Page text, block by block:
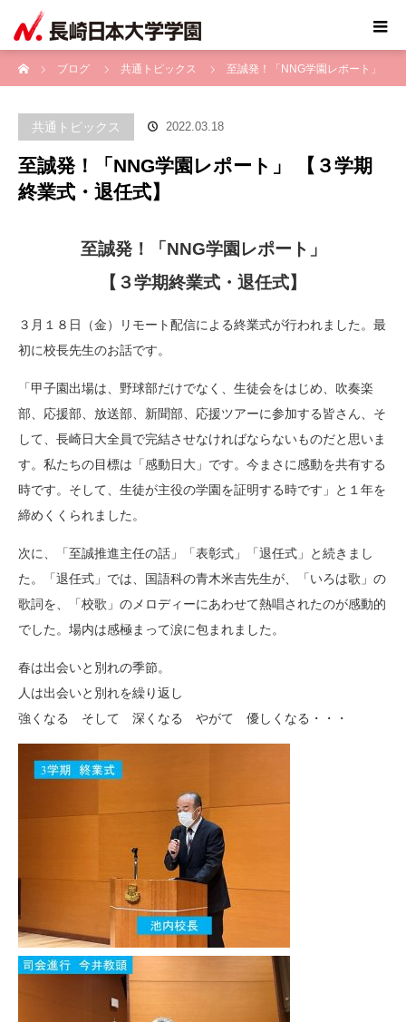
ブログ
共通トピックス 至誠発！「NNG学園レポート」
共通トピックス 2022.03.18
至誠発！「NNG学園レポート」 【３学期
終業式・退任式】
至誠発！「NNG学園レポート」
【３学期終業式・退任式】
３月１８日（金）リモート配信による終業式が行われました。最
初に校長先生のお話です。
「甲子園出場は、野球部だけでなく、生徒会をはじめ、吹奏楽
部、応援部、放送部、新聞部、応援ツアーに参加する皆さん、そ
して、長崎日大全員で完結させなければならないものだと思いま
す。私たちの目標は「感動日大」です。今まさに感動を共有する
時です。そして、生徒が主役の学園を証明する時です」と１年を
締めくくられました。
次に、「至誠推進主任の話」「表彰式」「退任式」と続きまし
た。「退任式」では、国語科の青木米吉先生が、「いろは歌」の
歌詞を、「校歌」のメロディーにあわせて熱唱されたのが感動的
でした。場内は感極まって涙に包まれました。
春は出会いと別れの季節。
人は出会いと別れを繰り返し
強くなる そして 深くなる やがて 優しくなる・・・